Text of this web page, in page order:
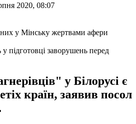
2020, 08:07
підготовці заворушень перед
у Білорусі є
країн, заявив посол